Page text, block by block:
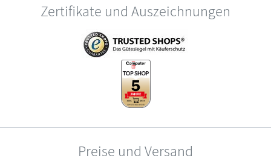
Zertifikate und Auszeichnungen
Preise und Versand